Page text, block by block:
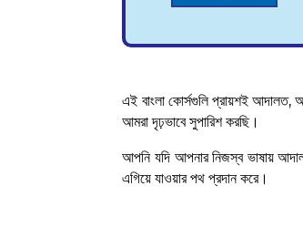
এই বাংলা কোর্সগুলি প্রায়শই আদালত,
আমরা দৃঢ়ভাবে সুপারিশ করছি।
আপনি যদি আপনার নিজস্ব ভাষায়
এগিয়ে যাওয়ার পথ প্রদান করে।